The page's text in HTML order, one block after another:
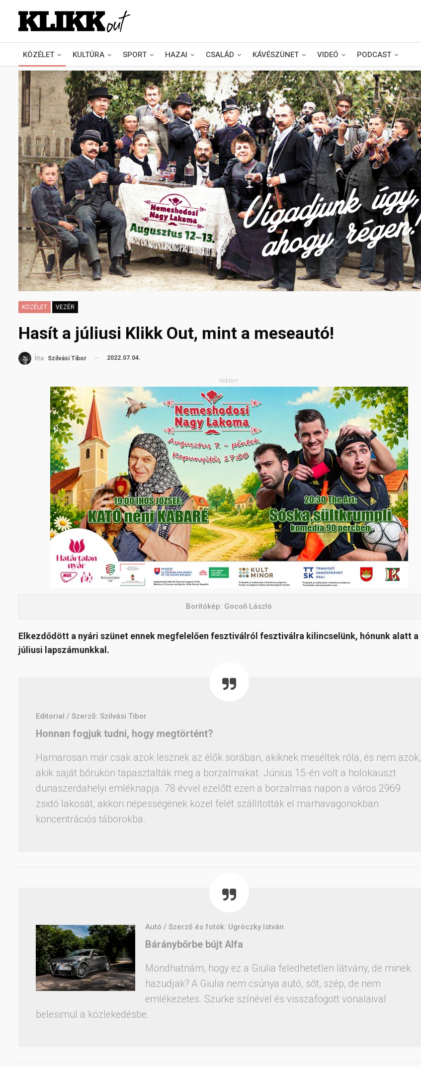
KÖZÉLET KULTÚRA SPORT HAZAI CSALÁD KÁVÉSZÜNET VIDEÓ PODCAST
KÖZÉLET VEZÉR
Hasít a júliusi Klikk Out, mint a meseautó!
Írta: Szilvási Tibor 2022.07.04.
Reklám
Borítókép: Gocoň László
Elkezdődött a nyári szünet ennek megfelelően fesztiválról fesztiválra kilincselünk, hónunk alatt a
júliusi lapszámunkkal.
Editorial / Szerző: Szilvási Tibor
Honnan fogjuk tudni, hogy megtörtént?
Hamarosan már csak azok lesznek az élők sorában, akiknek meséltek róla, és nem azok,
akik saját bőrükön tapasztalták meg a borzalmakat. Június 15-én volt a holokauszt
dunaszerdahelyi emléknapja. 78 évvel ezelőtt ezen a borzalmas napon a város 2969
zsidó lakosát, akkori népességének közel felét szállították el marhavagonokban
koncentrációs táborokba.
Autó / Szerző és fotók: Ugróczky István
Báránybőrbe bújt Alfa
Mondhatnám, hogy ez a Giulia feledhetetlen látvány, de minek
hazudjak? A Giulia nem csúnya autó, sőt, szép, de nem
emlékezetes. Szürke színével és visszafogott vonalaival
belesimul a közlekedésbe.